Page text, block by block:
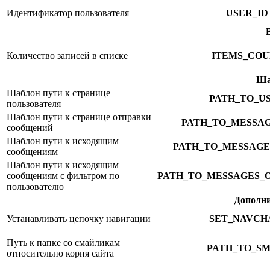
Идентификатор пользователя
USER_ID
Количество записей в списке
Шаблон пути к странице
пользователя
Шаблон пути к странице отправки
сообщений
Шаблон пути к исходящим
сообщениям
Шаблон пути к исходящим
сообщениям с фильтром по
пользователю
Устанавливать цепочку навигации
Путь к папке со смайликам
относительно корня сайта